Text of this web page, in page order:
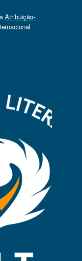
Atribuição-